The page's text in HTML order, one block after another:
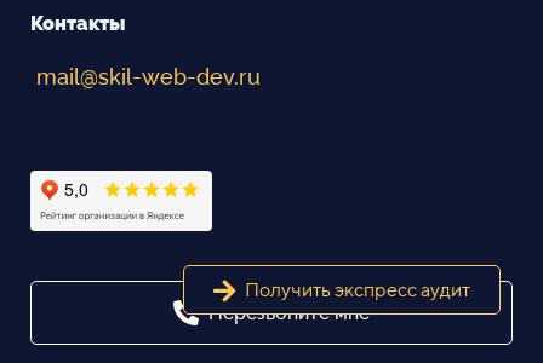
Контакты
mail@skil-web-dev.ru
Перезвоните мне
Получить экспресс аудит